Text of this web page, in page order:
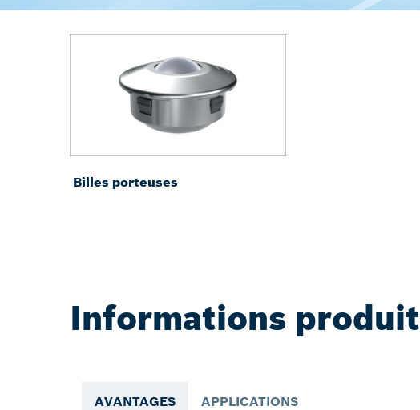
Billes porteuses
Informations produit
AVANTAGES APPLICATIONS